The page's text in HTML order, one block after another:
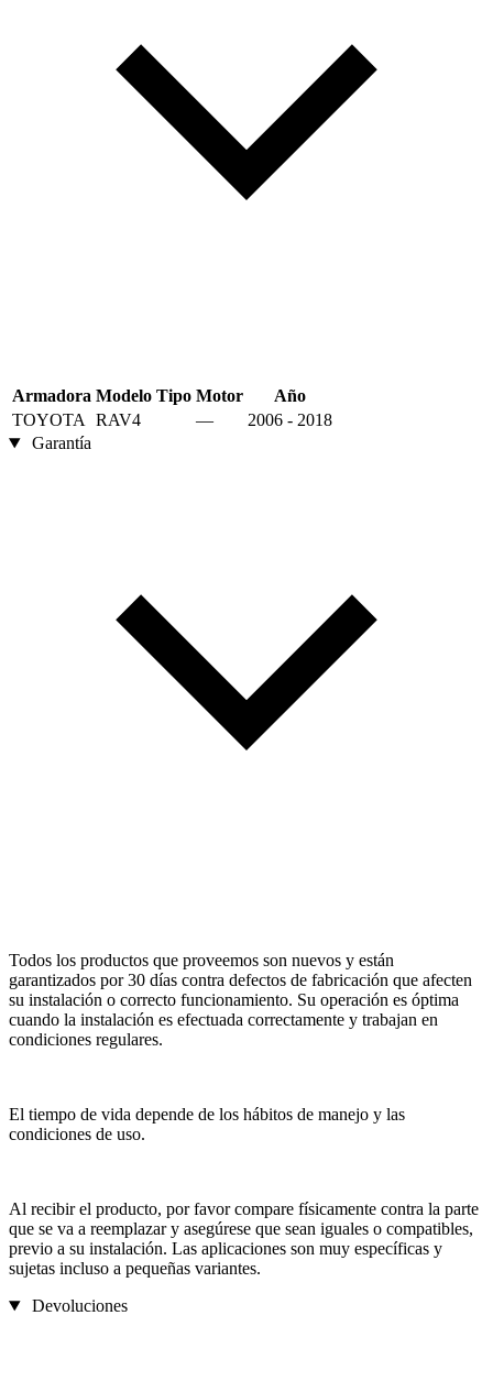
Armadora Modelo Tipo Motor
Año
TOYOTA
RAV4 —
2006 - 2018
Garantía
Todos los productos que proveemos son nuevos y están
garantizados por 30 días contra defectos de fabricación que afecten
su instalación o correcto funcionamiento. Su operación es óptima
cuando la instalación es efectuada correctamente y trabajan en
condiciones regulares.
El tiempo de vida depende de los hábitos de manejo y las
condiciones de uso.
Al recibir el producto, por favor compare físicamente contra la parte
que se va a reemplazar y asegúrese que sean iguales o compatibles,
previo a su instalación. Las aplicaciones son muy específicas y
sujetas incluso a pequeñas variantes.
Devoluciones